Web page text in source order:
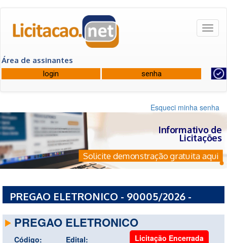
Área de assinantes
Esqueci minha senha
Informativo de
Licitações
Solicite demonstração gratuita aqui
PREGAO ELETRONICO - 90005/2026 -
PREGAO ELETRONICO
Código:
Edital:
Licitação Encerrada